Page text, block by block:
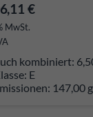
€
MwSt.
kombiniert:
E
147,00